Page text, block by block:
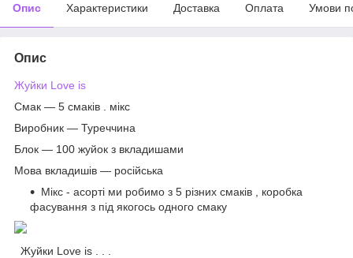
Опис Характеристики Доставка Оплата Умови
Опис
Жуйки Love is
Смак ― 5 смаків . мікс
Виробник ― Туреччина
Блок ― 100 жуйок з вкладишами
Мова вкладишів ― російська
Мікс - асорті ми робимо з 5 різних смаків , коробка
фасування з під якогось одного смаку
Жуйки Love is . . .